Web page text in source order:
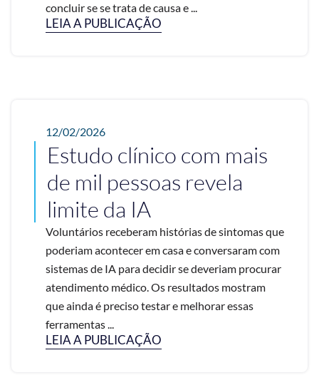
concluir se se trata de causa e ...
LEIA A PUBLICAÇÃO
12/02/2026
Estudo clínico com mais
de mil pessoas revela
limite da IA
Voluntários receberam histórias de sintomas que
poderiam acontecer em casa e conversaram com
sistemas de IA para decidir se deveriam procurar
atendimento médico. Os resultados mostram
que ainda é preciso testar e melhorar essas
ferramentas ...
LEIA A PUBLICAÇÃO